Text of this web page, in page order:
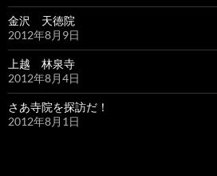
金沢 天徳院
2012年8月9日
上越 林泉寺
2012年8月4日
さあ寺院を探訪だ！
2012年8月1日